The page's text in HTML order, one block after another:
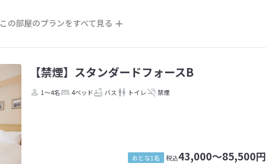
この部屋のプランをすべて見る
【禁煙】スタンダードフォースB
1～4名 4ベッド バス トイレ 禁煙
おとな1名 税込43,000～85,500円